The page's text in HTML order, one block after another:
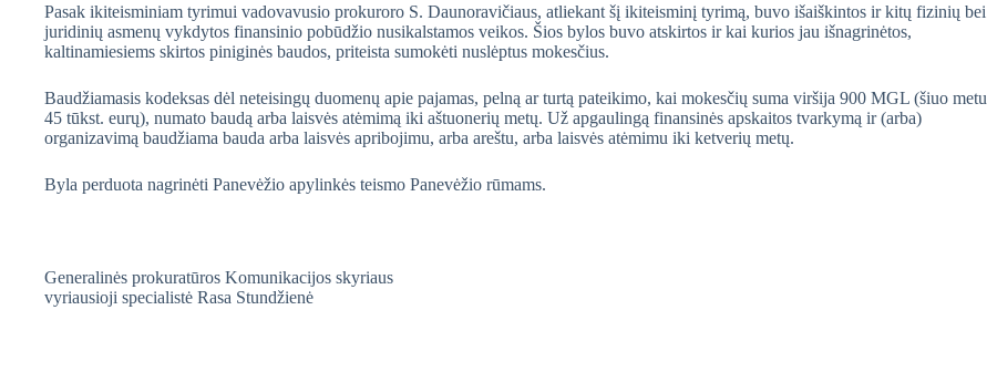
Pasak ikiteisminiam tyrimui vadovavusio prokuroro S. Daunoravičiaus, atliekant šį ikiteisminį tyrimą, buvo išaiškintos ir kitų fizinių bei
juridinių asmenų vykdytos finansinio pobūdžio nusikalstamos veikos. Šios bylos buvo atskirtos ir kai kurios jau išnagrinėtos,
kaltinamiesiems skirtos piniginės baudos, priteista sumokėti nuslėptus mokesčius.
Baudžiamasis kodeksas dėl neteisingų duomenų apie pajamas, pelną ar turtą pateikimo, kai mokesčių suma viršija 900 MGL (šiuo metu
45 tūkst. eurų), numato baudą arba laisvės atėmimą iki aštuonerių metų. Už apgaulingą finansinės apskaitos tvarkymą ir (arba)
organizavimą baudžiama bauda arba laisvės apribojimu, arba areštu, arba laisvės atėmimu iki ketverių metų.
Byla perduota nagrinėti Panevėžio apylinkės teismo Panevėžio rūmams.
Generalinės prokuratūros Komunikacijos skyriaus
vyriausioji specialistė Rasa Stundžienė